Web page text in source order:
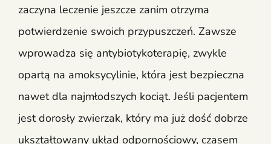
zaczyna leczenie jeszcze zanim otrzyma
potwierdzenie swoich przypuszczeń. Zawsze
wprowadza się antybiotykoterapię, zwykle
opartą na amoksycylinie, która jest bezpieczna
nawet dla najmłodszych kociąt. Jeśli pacjentem
jest dorosły zwierzak, który ma już dość dobrze
ukształtowany układ odpornościowy, czasem